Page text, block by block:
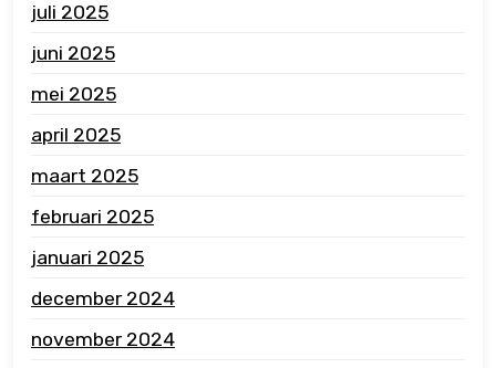
juli 2025
juni 2025
mei 2025
april 2025
maart 2025
februari 2025
januari 2025
december 2024
november 2024